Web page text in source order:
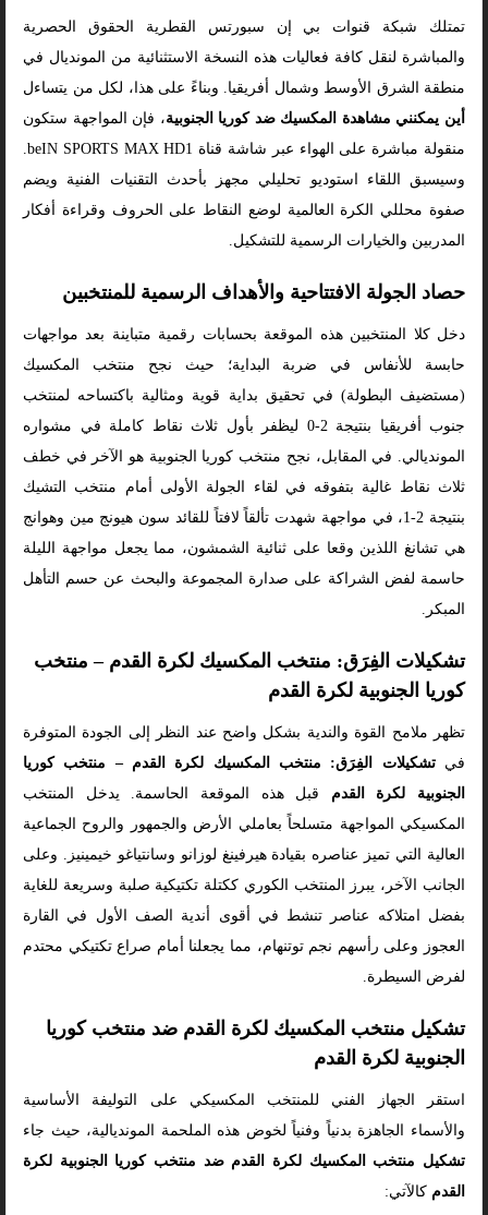
تمتلك شبكة قنوات بي إن سبورتس القطرية الحقوق الحصرية
والمباشرة لنقل كافة فعاليات هذه النسخة الاستثنائية من المونديال في
منطقة الشرق الأوسط وشمال أفريقيا. وبناءً على هذا، لكل من يتساءل
أين يمكنني مشاهدة المكسيك ضد كوريا الجنوبية، فإن المواجهة ستكون
وسيسبق اللقاء استوديو تحليلي مجهز بأحدث التقنيات الفنية ويضم
صفوة محللي الكرة العالمية لوضع النقاط على الحروف وقراءة أفكار
المدربين والخيارات الرسمية للتشكيل.
حصاد الجولة الافتتاحية والأهداف الرسمية للمنتخبين
دخل كلا المنتخبين هذه الموقعة بحسابات رقمية متباينة بعد مواجهات
حابسة للأنفاس في ضربة البداية؛ حيث نجح منتخب المكسيك
(مستضيف البطولة) في تحقيق بداية قوية ومثالية باكتساحه لمنتخب
جنوب أفريقيا بنتيجة 2-0 ليظفر بأول ثلاث نقاط كاملة في مشواره
المونديالي. في المقابل، نجح منتخب كوريا الجنوبية هو الآخر في خطف
ثلاث نقاط غالية بتفوقه في لقاء الجولة الأولى أمام منتخب التشيك
بنتيجة 2-1، في مواجهة شهدت تألقاً لافتاً للقائد سون هيونج مين وهوانج
هي تشانغ اللذين وقعا على ثنائية الشمشون، مما يجعل مواجهة الليلة
حاسمة لفض الشراكة على صدارة المجموعة والبحث عن حسم التأهل
المبكر.
تشكيلات الفِرَق: منتخب المكسيك لكرة القدم – منتخب
كوريا الجنوبية لكرة القدم
تظهر ملامح القوة والندية بشكل واضح عند النظر إلى الجودة المتوفرة
فيتشكيلات الفِرَق: منتخب المكسيك لكرة القدم – منتخب كوريا
الجنوبية لكرة القدم قبل هذه الموقعة الحاسمة. يدخل المنتخب
المكسيكي المواجهة متسلحاً بعاملي الأرض والجمهور والروح الجماعية
العالية التي تميز عناصره بقيادة هيرفينغ لوزانو وسانتياغو خيمينيز. وعلى
الجانب الآخر، يبرز المنتخب الكوري ككتلة تكتيكية صلبة وسريعة للغاية
بفضل امتلاكه عناصر تنشط في أقوى أندية الصف الأول في القارة
العجوز وعلى رأسهم نجم توتنهام، مما يجعلنا أمام صراع تكتيكي محتدم
لفرض السيطرة.
تشكيل منتخب المكسيك لكرة القدم ضد منتخب كوريا
الجنوبية لكرة القدم
استقر الجهاز الفني للمنتخب المكسيكي على التوليفة الأساسية
والأسماء الجاهزة بدنياً وفنياً لخوض هذه الملحمة المونديالية، حيث جاء
تشكيل منتخب المكسيك لكرة القدم ضد منتخب كوريا الجنوبية لكرة
القدم كالآتي: